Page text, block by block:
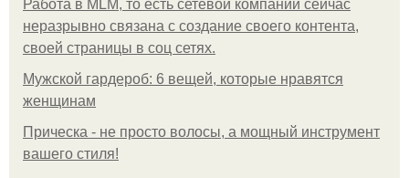
Работа в MLM, то есть сетевой компании сейчас
неразрывно связана с создание своего контента,
своей страницы в соц сетях.
Мужской гардероб: 6 вещей, которые нравятся
женщинам
Прическа - не просто волосы, а мощный инструмент
вашего стиля!